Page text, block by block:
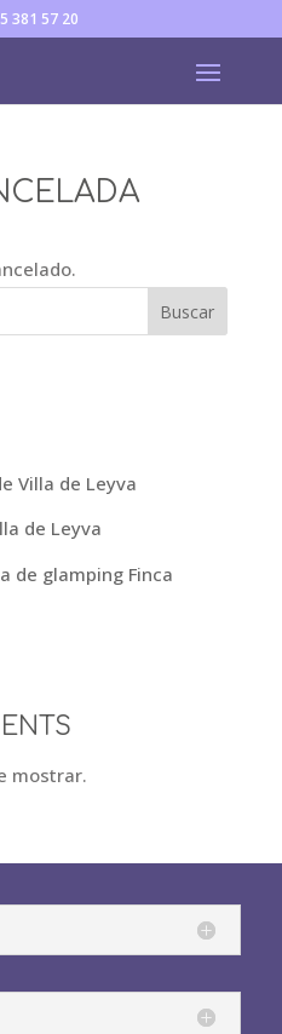
381 57 20
Buscar
Villa de Leyva
de Leyva
de glamping Finca
mostrar.